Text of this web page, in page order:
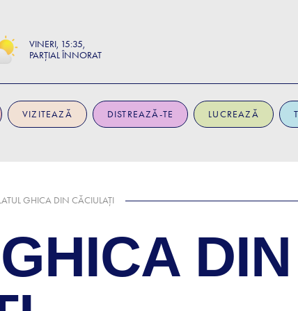
VINERI 15:35
PARȚIAL ÎNNORAT
VIZITEAZĂ DISTREAZĂ-TE LUCREAZĂ
GHICA DIN CĂCIULAȚI
DIN